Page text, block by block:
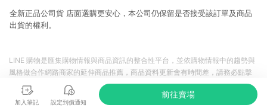
全新正品公司貨 店面選購更安心，本公司仍保留是否接受該訂單及商品
出貨的權利。
加入筆記 設定到價通知
前往賣場
LINE 購物是匯集購物情報與商品資訊的整合性平台，並依購物情報中的趨勢與
風格做合作網路商家的延伸商品推薦，商品資料更新會有時間差，請務必點擊
商品至各合作網路商家，確認現售價與購物條件，一切資訊以合作廠商網頁為
準。